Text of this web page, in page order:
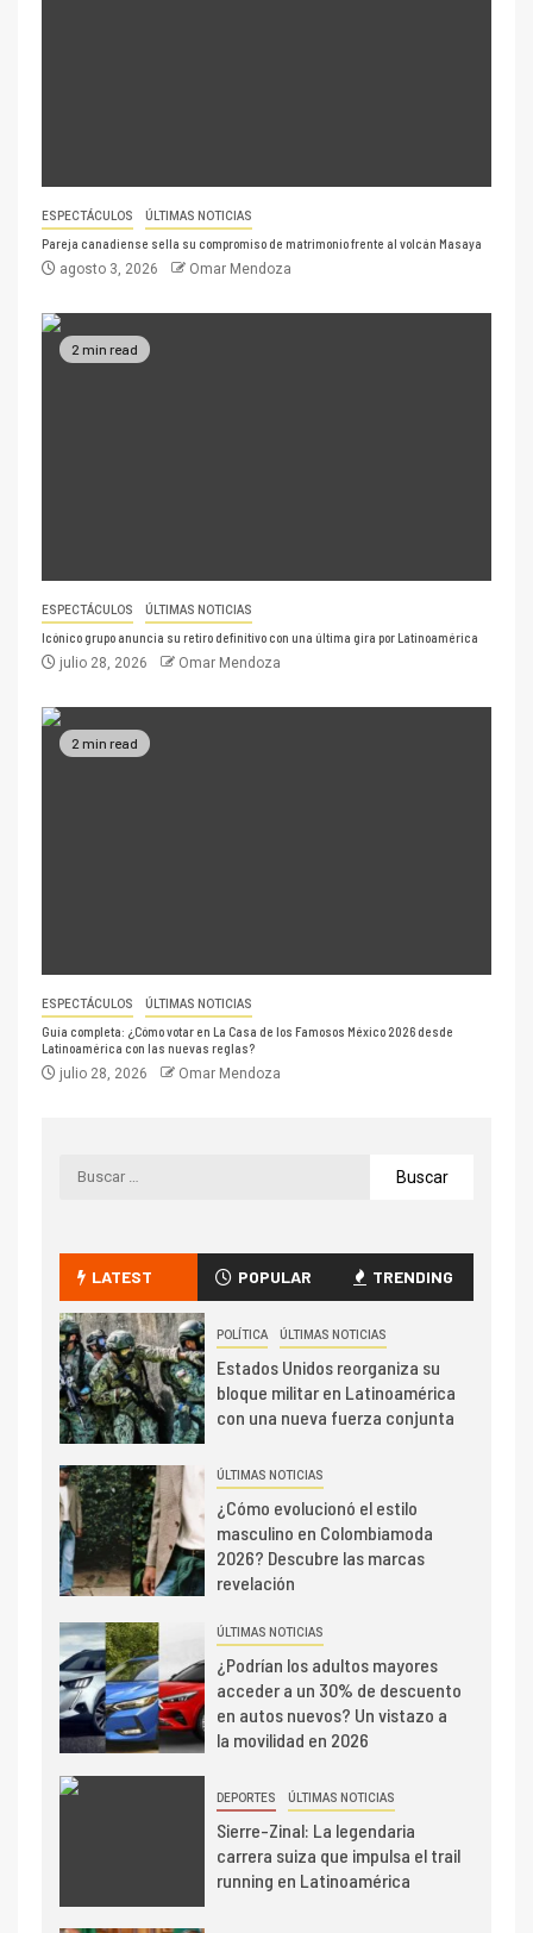
ESPECTÁCULOS ÚLTIMAS NOTICIAS
Pareja canadiense sella su compromiso de matrimonio frente al volcán Masaya
agosto 3, 2026 Omar Mendoza
2 min read
ESPECTÁCULOS ÚLTIMAS NOTICIAS
Icónico grupo anuncia su retiro definitivo con una última gira por Latinoamérica
julio 28, 2026 Omar Mendoza
2 min read
ESPECTÁCULOS ÚLTIMAS NOTICIAS
Guía completa: ¿Cómo votar en La Casa de los Famosos México 2026 desde
Latinoamérica con las nuevas reglas?
julio 28, 2026 Omar Mendoza
LATEST POPULAR TRENDING
POLÍTICA ÚLTIMAS NOTICIAS
Estados Unidos reorganiza su
bloque militar en Latinoamérica
con una nueva fuerza conjunta
ÚLTIMAS NOTICIAS
¿Cómo evolucionó el estilo
masculino en Colombiamoda
2026? Descubre las marcas
revelación
ÚLTIMAS NOTICIAS
¿Podrían los adultos mayores
acceder a un 30% de descuento
en autos nuevos? Un vistazo a
la movilidad en 2026
DEPORTES ÚLTIMAS NOTICIAS
Sierre-Zinal: La legendaria
carrera suiza que impulsa el trail
running en Latinoamérica